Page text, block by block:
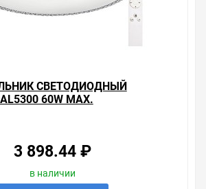
матовый пластик, серия
штампованная сталь
что размещенная на
СВЕТОДИОДНЫЙ
AL5300 60W MAX.
3 898.44 ₽
в наличии